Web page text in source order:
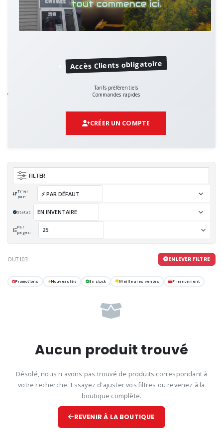
Accès Clients obligatoire
Tarifs préférentiels
Commandes rapides
CRÉER UN COMPTE
FILTER
Trier
par:
Statut:
Par
pages:
OUT103 ENLEVER FILTRE
Promotions Nouveautés En stock Meilleures ventes Financement
Aucun produit trouvé
Désolé, nous n'avons pas trouvé de produits correspondant à
votre recherche. Essayez d'ajuster vos filtres ou revenez à la
boutique complète.
REVENIR À LA BOUTIQUE